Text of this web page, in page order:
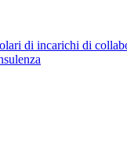
di incarichi di